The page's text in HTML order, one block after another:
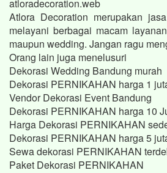
atloradecoration.web
Atlora Decoration merupakan
melayani berbagai macam
maupun wedding. Jangan ragu
Orang lain juga menelusuri
Dekorasi Wedding Bandung murah
Dekorasi PERNIKAHAN harga 1
Vendor Dekorasi Event Bandung
Dekorasi PERNIKAHAN harga 10
Harga Dekorasi PERNIKAHAN
Dekorasi PERNIKAHAN harga 5
Sewa dekorasi PERNIKAHAN
Paket Dekorasi PERNIKAHAN